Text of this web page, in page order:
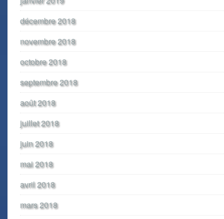
décembre 2018
novembre 2018
octobre 2018
septembre 2018
août 2018
juillet 2018
juin 2018
mai 2018
avril 2018
mars 2018